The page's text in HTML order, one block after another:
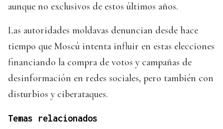
aunque no exclusivos de estos últimos años.
Las autoridades moldavas denuncian desde hace
tiempo que Moscú intenta influir en estas elecciones
financiando la compra de votos y campañas de
desinformación en redes sociales, pero también con
disturbios y ciberataques.
Temas relacionados